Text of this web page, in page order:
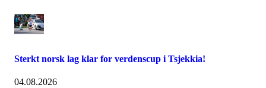
Sterkt norsk lag klar for verdenscup i Tsjekkia!
04.08.2026